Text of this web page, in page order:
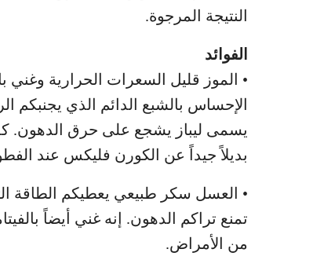
النتيجة المرجوة.
الفوائد
• الموز قليل السعرات الحرارية وغني
الإحساس بالشبع الدائم الذي يجنبكم
يسمى ليباز يشجع على حرق الدهون.
بديلاً جيداً عن الكورن فليكس عند
• العسل سكر طبيعي يعطيكم الطاقة
تمنع تراكم الدهون. إنه غني أيضاً
من الأمراض.